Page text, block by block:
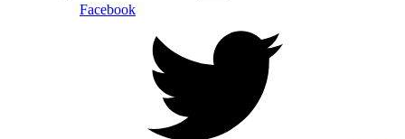
Facebook